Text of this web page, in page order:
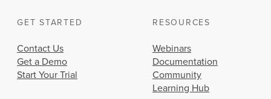
GET STARTED
Contact Us
Get a Demo
Start Your Trial
RESOURCES
Webinars
Documentation
Community
Learning Hub